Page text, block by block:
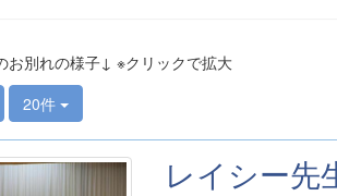
お別れの様子↓ ※クリックで拡大
20件
レイシー先